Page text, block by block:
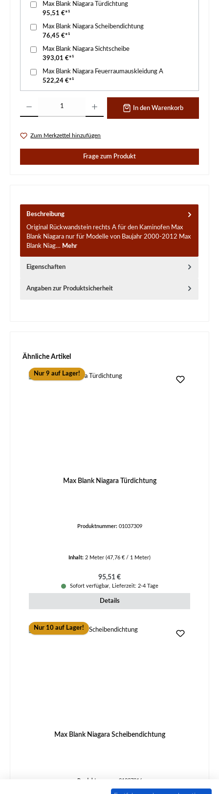
Max Blank Niagara Türdichtung
95,51 €*¹
Max Blank Niagara Scheibendichtung
76,45 €*¹
Max Blank Niagara Sichtscheibe
393,01 €*¹
Max Blank Niagara Feuerraumauskleidung A
522,24 €*¹
In den Warenkorb
Zum Merkzettel hinzufügen
Frage zum Produkt
Beschreibung
Original Rückwandstein rechts A für den Kaminofen Max
Blank Niagara nur für Modelle von Baujahr 2000-2012 Max
Blank Niag… Mehr
Eigenschaften
Angaben zur Produktsicherheit
Produktgalerie überspringen
Ähnliche Artikel
Nur 9 auf Lager!
Max Blank Niagara Türdichtung
Produktnummer: 01037309
Inhalt: 2 Meter (47,76 € / 1 Meter)
Regulärer Preis:
95,51 €
Sofort verfügbar, Lieferzeit: 2-4 Tage
Details
Nur 10 auf Lager!
Max Blank Niagara Scheibendichtung
Produktnummer: 01037316